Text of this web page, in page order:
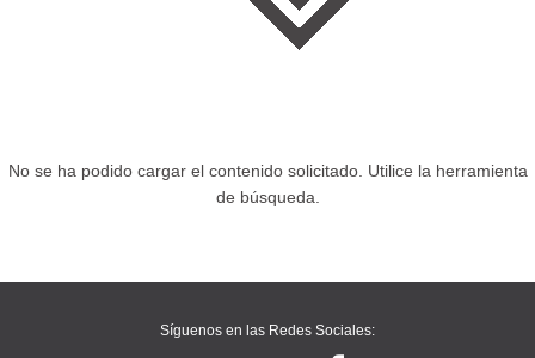
No se ha podido cargar el contenido solicitado. Utilice la herramienta
de búsqueda.
Síguenos en las Redes Sociales: